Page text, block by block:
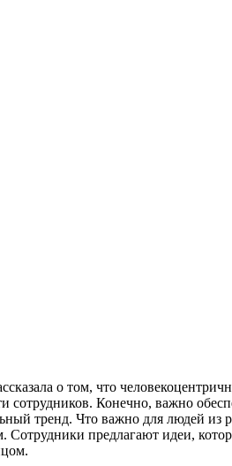
о том, что
сотрудников. Конечно, важно
тренд. Что важно для людей из
Сотрудники предлагают идеи,